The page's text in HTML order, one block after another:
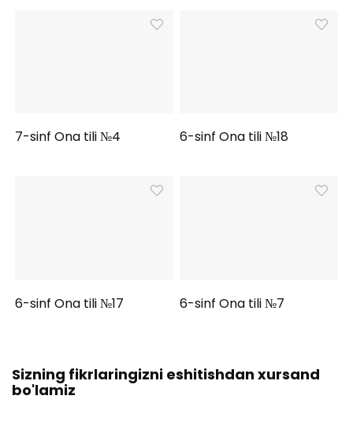
7-sinf Ona tili №4 6-sinf Ona tili №18
6-sinf Ona tili №17 6-sinf Ona tili №7
Sizning fikrlaringizni eshitishdan xursand
bo'lamiz